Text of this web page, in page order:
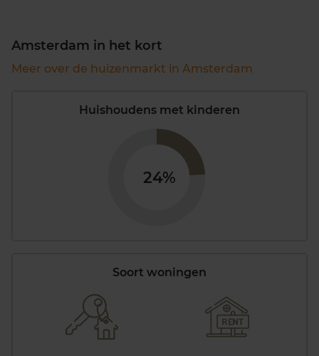
Amsterdam in het kort
Meer over de huizenmarkt in Amsterdam
Huishoudens met kinderen
24%
Soort woningen